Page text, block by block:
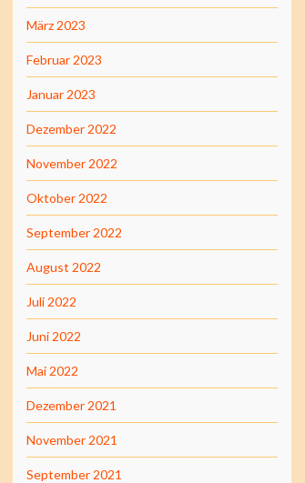
März 2023
Februar 2023
Januar 2023
Dezember 2022
November 2022
Oktober 2022
September 2022
August 2022
Juli 2022
Juni 2022
Mai 2022
Dezember 2021
November 2021
September 2021